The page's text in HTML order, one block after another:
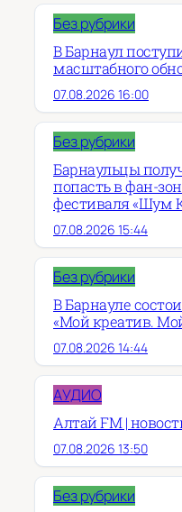
Без рубрики
В Барнаул
масштабного
07.08.2026 16:00
Без рубрики
Барнаульцы
попасть в фан-
фестиваля «Шум
07.08.2026 15:44
Без рубрики
В Барнауле
«Мой креатив.
07.08.2026 14:44
АУДИО
Алтай FM |
07.08.2026 13:50
Без рубрики